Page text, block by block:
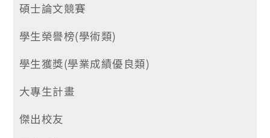
碩士論文競賽
學生榮譽榜(學術類)
學生獲獎(學業成績優良類)
大專生計畫
傑出校友